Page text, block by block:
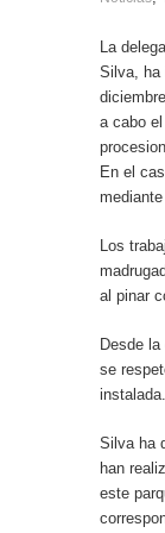
La
Silva, ha
a cabo
En el
Los
al pinar
Desde
se
instalada.
Silva ha
han
este